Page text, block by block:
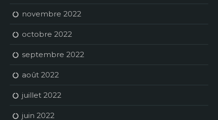
novembre 2022
octobre 2022
septembre 2022
août 2022
juillet 2022
juin 2022